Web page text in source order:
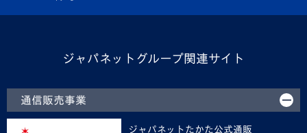
ジャパネットグループ関連サイト
通信販売事業
ジャパネットたかた公式通販